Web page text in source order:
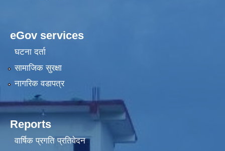
eGov services
घटना दर्ता
सामाजिक सुरक्षा
नागरिक वडापत्र
Reports
वार्षिक प्रगति प्रतिवेदन